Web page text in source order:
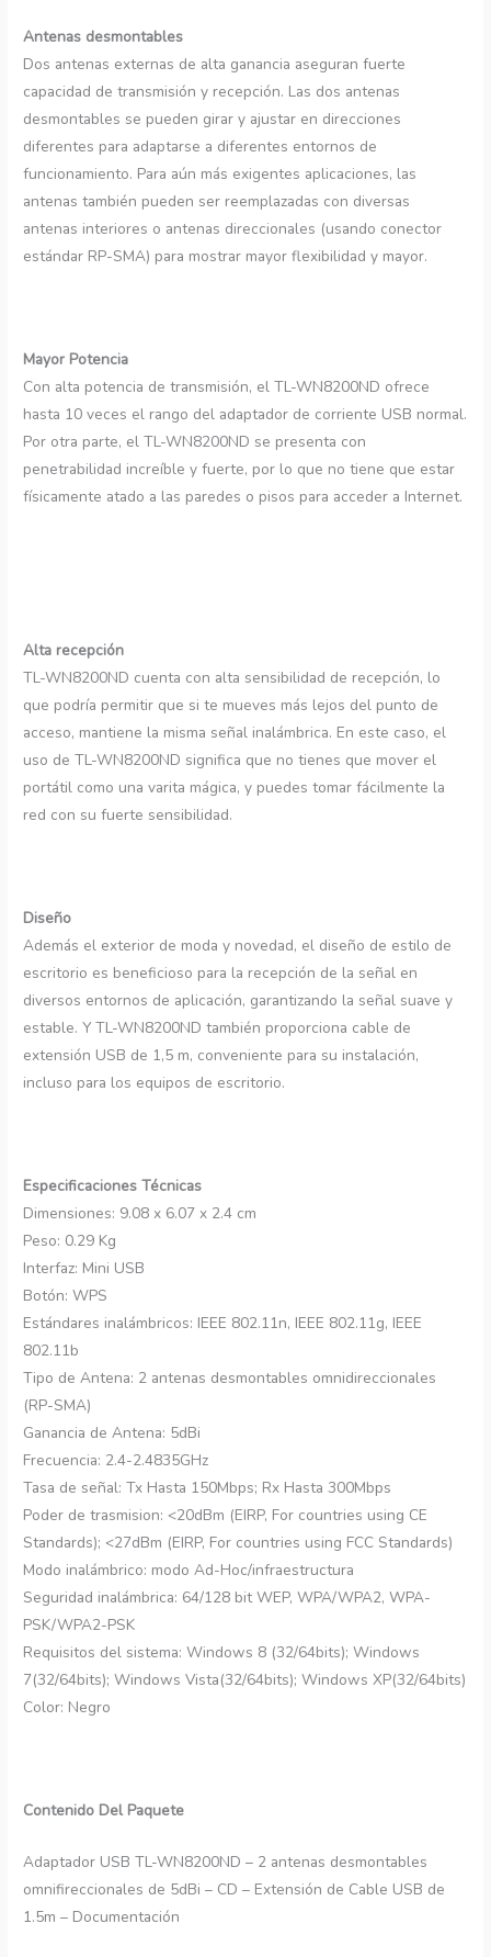
Antenas desmontables
Dos antenas externas de alta ganancia aseguran fuerte
capacidad de transmisión y recepción. Las dos antenas
desmontables se pueden girar y ajustar en direcciones
diferentes para adaptarse a diferentes entornos de
funcionamiento. Para aún más exigentes aplicaciones, las
antenas también pueden ser reemplazadas con diversas
antenas interiores o antenas direccionales (usando conector
estándar RP-SMA) para mostrar mayor flexibilidad y mayor.
Mayor Potencia
Con alta potencia de transmisión, el TL-WN8200ND ofrece
hasta 10 veces el rango del adaptador de corriente USB normal.
Por otra parte, el TL-WN8200ND se presenta con
penetrabilidad increíble y fuerte, por lo que no tiene que estar
físicamente atado a las paredes o pisos para acceder a Internet.
Alta recepción
TL-WN8200ND cuenta con alta sensibilidad de recepción, lo
que podría permitir que si te mueves más lejos del punto de
acceso, mantiene la misma señal inalámbrica. En este caso, el
uso de TL-WN8200ND significa que no tienes que mover el
portátil como una varita mágica, y puedes tomar fácilmente la
red con su fuerte sensibilidad.
Diseño
Además el exterior de moda y novedad, el diseño de estilo de
escritorio es beneficioso para la recepción de la señal en
diversos entornos de aplicación, garantizando la señal suave y
estable. Y TL-WN8200ND también proporciona cable de
extensión USB de 1,5 m, conveniente para su instalación,
incluso para los equipos de escritorio.
Especificaciones Técnicas
Dimensiones: 9.08 x 6.07 x 2.4 cm
Peso: 0.29 Kg
Interfaz: Mini USB
Botón: WPS
Estándares inalámbricos: IEEE 802.11n, IEEE 802.11g, IEEE
802.11b
Tipo de Antena: 2 antenas desmontables omnidireccionales
(RP-SMA)
Ganancia de Antena: 5dBi
Frecuencia: 2.4-2.4835GHz
Tasa de señal: Tx Hasta 150Mbps; Rx Hasta 300Mbps
Poder de trasmision: <20dBm (EIRP, For countries using CE
Standards); <27dBm (EIRP, For countries using FCC Standards)
Modo inalámbrico: modo Ad-Hoc/infraestructura
Seguridad inalámbrica: 64/128 bit WEP, WPA/WPA2, WPA-
PSK/WPA2-PSK
Requisitos del sistema: Windows 8 (32/64bits); Windows
7(32/64bits); Windows Vista(32/64bits); Windows XP(32/64bits)
Color: Negro
Contenido Del Paquete
Adaptador USB TL-WN8200ND – 2 antenas desmontables
omnifireccionales de 5dBi – CD – Extensión de Cable USB de
1.5m – Documentación